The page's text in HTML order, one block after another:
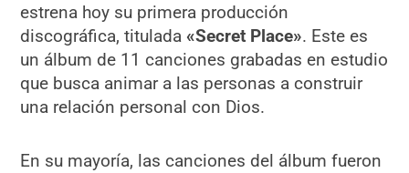
estrena hoy su primera producción
discográfica, titulada «Secret Place». Este es
un álbum de 11 canciones grabadas en estudio
que busca animar a las personas a construir
una relación personal con Dios.
En su mayoría, las canciones del álbum fueron